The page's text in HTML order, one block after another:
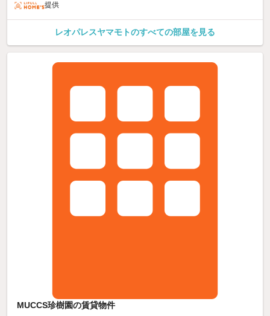
提供
レオパレスヤマモトのすべての部屋を見る
MUCCS珍樹園の賃貸物件